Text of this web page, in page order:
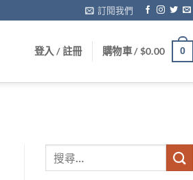
訂閱我們
登入 / 註冊 購物車 /$0.00 0